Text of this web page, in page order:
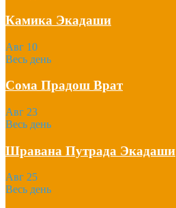
Камика Экадаши
Авг 10
Весь день
Сома Прадош Врат
Авг 23
Весь день
Шравана Путрада Экадаши
Авг 25
Весь день